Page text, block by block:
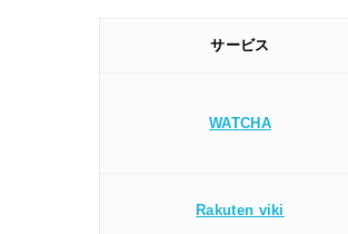
サービス
WATCHA
Rakuten viki